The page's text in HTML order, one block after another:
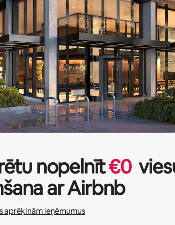
nopelnīt€0
ar Airbnb
aprēķinām ieņēmumus